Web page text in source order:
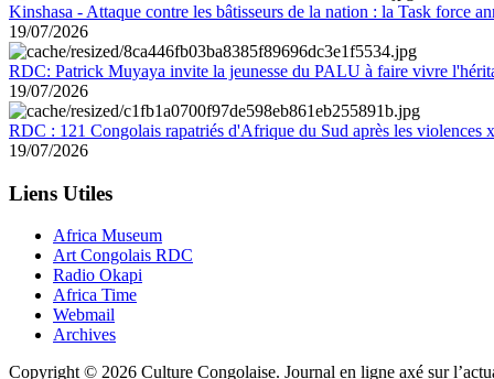
Kinshasa - Attaque contre les bâtisseurs de la nation : la Task force
19/07/2026
RDC: Patrick Muyaya invite la jeunesse du PALU à faire vivre
19/07/2026
RDC : 121 Congolais rapatriés d'Afrique du Sud après les violences
19/07/2026
Liens Utiles
Africa Museum
Art Congolais RDC
Radio Okapi
Africa Time
Webmail
Archives
Copyright © 2026 Culture Congolaise. Journal en ligne axé sur